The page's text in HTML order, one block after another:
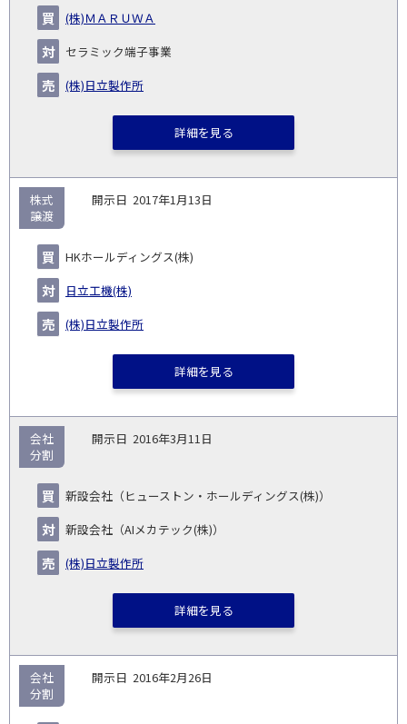
示
い
企
業・
事業
(株)ＭＡＲＵＷＡ
セラミック端子事業
(株)日立製作所
詳細を見る
2017年1月13日
HKホールディングス(株)
日立工機(株)
(株)日立製作所
株式
譲渡
詳細を見る
2016年3月11日
新設会社（ヒューストン・ホールディングス(株)）
新設会社（AIメカテック(株)）
(株)日立製作所
会社
分割
詳細を見る
2016年2月26日
会社
分割